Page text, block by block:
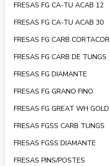
FRESAS FG CA-TU ACAB 12
FRESAS FG CA-TU ACAB 30
FRESAS FG CARB CORTACOR
FRESAS FG CARB DE TUNGS
FRESAS FG DIAMANTE
FRESAS FG GRANO FINO
FRESAS FG GREAT WH GOLD
FRESAS FGSS CARB TUNGS
FRESAS FGSS DIAMANTE
FRESAS PINS/POSTES